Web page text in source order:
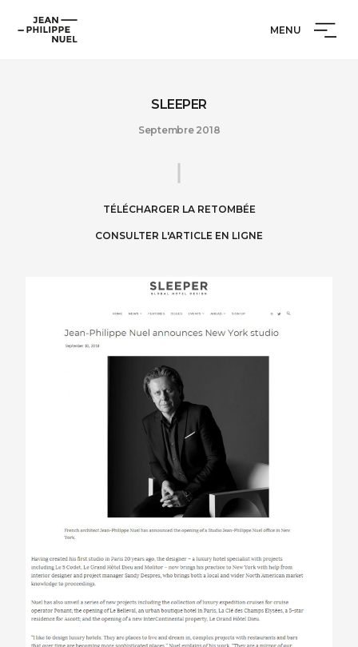
contenu
Jean-
Philippe
MENU
SLEEPER
Septembre 2018
TÉLÉCHARGER LA RETOMBÉE
CONSULTER L'ARTICLE EN LIGNE